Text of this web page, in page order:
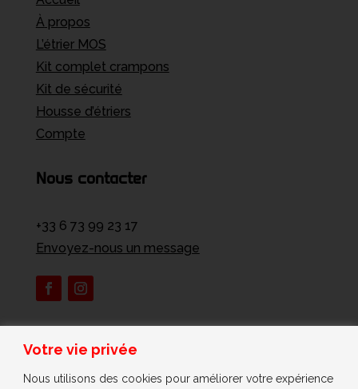
Votre vie privée
Nous utilisons des cookies pour améliorer votre expérience
À propos
L’étrier MOS
Kit complet crampons
Kit de sécurité
Housse d’étriers
Compte
Nous contacter
+33 6 73 99 23 17
Envoyez-nous un message
Confidentialité